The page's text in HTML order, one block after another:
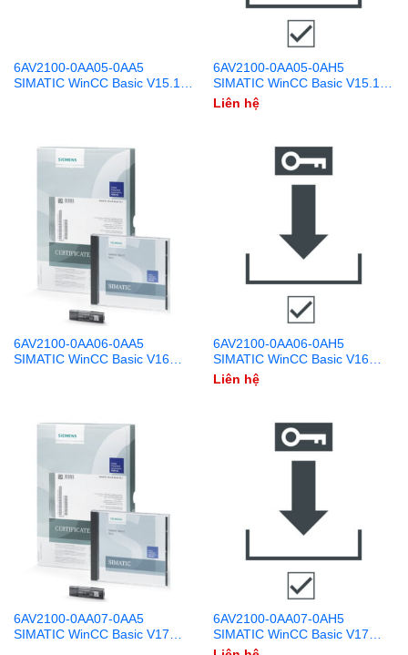
6AV2100-0AA05-0AA5
SIMATIC WinCC Basic V15.1
6AV2100-0AA05-0AH5
SIMATIC WinCC Basic V15.1
Download
Liên hệ
6AV2100-0AA06-0AA5
SIMATIC WinCC Basic V16
6AV2100-0AA06-0AH5
SIMATIC WinCC Basic V16
Download
Liên hệ
6AV2100-0AA07-0AA5
SIMATIC WinCC Basic V17
6AV2100-0AA07-0AH5
SIMATIC WinCC Basic V17
Download